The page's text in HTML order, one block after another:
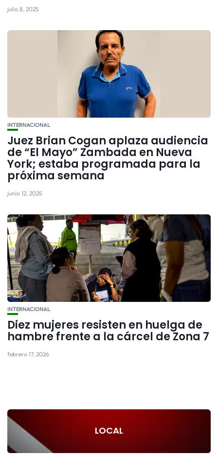
julio 8, 2025
INTERNACIONAL
Juez Brian Cogan aplaza audiencia
de “El Mayo” Zambada en Nueva
York; estaba programada para la
próxima semana
junio 12, 2025
INTERNACIONAL
Diez mujeres resisten en huelga de
hambre frente a la cárcel de Zona 7
febrero 17, 2026
LOCAL